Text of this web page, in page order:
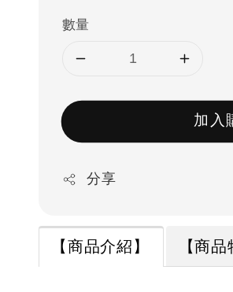
數量
加入
分享
【商品介紹】 【商品